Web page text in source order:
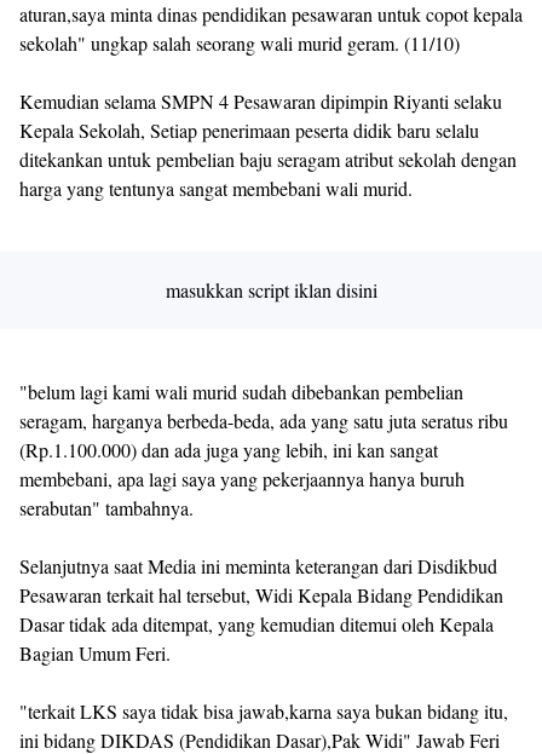
aturan,saya minta dinas pendidikan pesawaran untuk copot kepala
sekolah" ungkap salah seorang wali murid geram. (11/10)
Kemudian selama SMPN 4 Pesawaran dipimpin Riyanti selaku
Kepala Sekolah, Setiap penerimaan peserta didik baru selalu
ditekankan untuk pembelian baju seragam atribut sekolah dengan
harga yang tentunya sangat membebani wali murid.
masukkan script iklan disini
"belum lagi kami wali murid sudah dibebankan pembelian
seragam, harganya berbeda-beda, ada yang satu juta seratus ribu
(Rp.1.100.000) dan ada juga yang lebih, ini kan sangat
membebani, apa lagi saya yang pekerjaannya hanya buruh
serabutan" tambahnya.
Selanjutnya saat Media ini meminta keterangan dari Disdikbud
Pesawaran terkait hal tersebut, Widi Kepala Bidang Pendidikan
Dasar tidak ada ditempat, yang kemudian ditemui oleh Kepala
Bagian Umum Feri.
"terkait LKS saya tidak bisa jawab,karna saya bukan bidang itu,
ini bidang DIKDAS (Pendidikan Dasar),Pak Widi" Jawab Feri